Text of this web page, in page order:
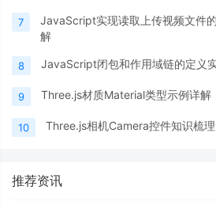
7
JavaScript实现读取上传视频文件
解
8 JavaScript闭包和作用域链的定义
9 Three.js材质Material类型示例详解
10 Three.js相机Camera控件知识梳理
推荐资讯